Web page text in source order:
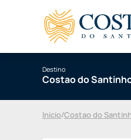
Destino
Costao do
Início/Costao do